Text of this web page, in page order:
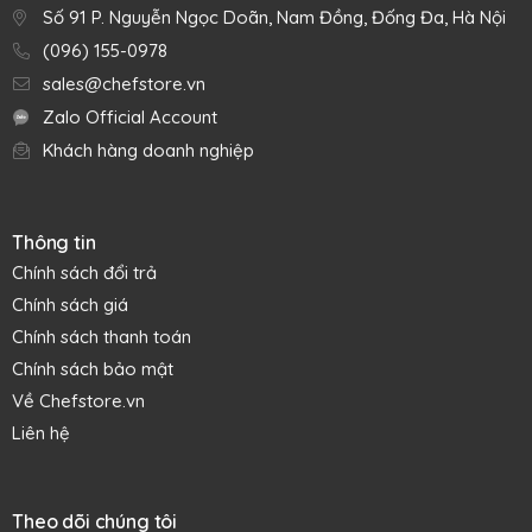
Phới lồng là một công cụ đa năng tuyệt vời cho mọi nhu cầu
nấu nướng của bạn, vì nó có thể sử dụng để trộn các
thậm chí rắc sô cô la tan chảy lên món tráng miệng của
nylon nhẹ tạo ra nhiều chuyển động hơn khi trộn các
Số 91 P. Nguyễn Ngọc Doãn, Nam Đồng, Đống Đa, Hà Nội
(096) 155-0978
sales@chefstore.vn
Zalo Official Account
Khách hàng doanh nghiệp
Thông tin
Chính sách đổi trả
Chính sách giá
Chính sách thanh toán
Chính sách bảo mật
Về Chefstore.vn
Liên hệ
Theo dõi chúng tôi